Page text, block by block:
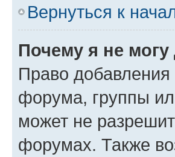
Вернуться к
Почему я не
Право
форума, группы
может не
форумах. Также